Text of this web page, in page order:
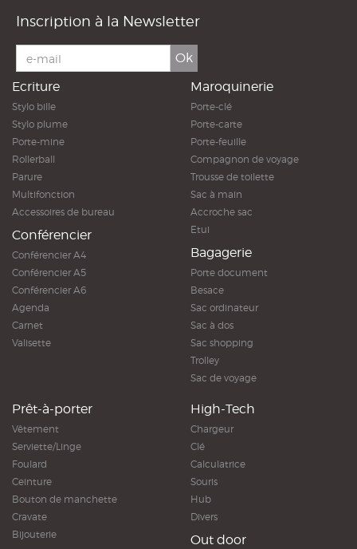
Inscription à la Newsletter
Ok
Ecriture
Stylo bille
Stylo plume
Porte-mine
Rollerball
Parure
Multifonction
Accessoires de bureau
Conférencier
Conférencier A4
Conférencier A5
Conférencier A6
Agenda
Carnet
Valisette
Maroquinerie
Porte-clé
Porte-carte
Porte-feuille
Compagnon de voyage
Trousse de toilette
Sac à main
Accroche sac
Etui
Bagagerie
Porte document
Besace
Sac ordinateur
Sac à dos
Sac shopping
Trolley
Sac de voyage
Prêt-à-porter
Vêtement
Serviette/Linge
Foulard
Ceinture
Bouton de manchette
Cravate
Bijouterie
High-Tech
Chargeur
Clé
Calculatrice
Souris
Hub
Divers
Out door